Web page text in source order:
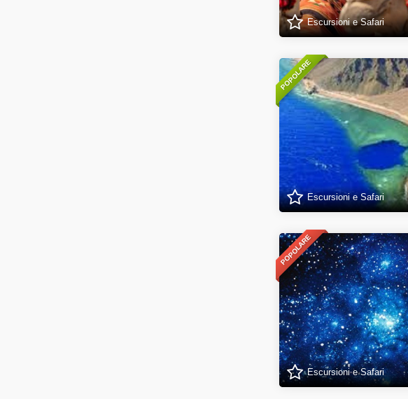
Escursioni e Safari
POPOLARE
Escursioni e Safari
POPOLARE
Escursioni e Safari